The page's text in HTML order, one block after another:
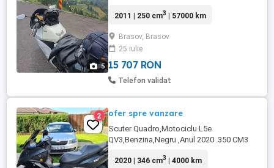
5
noi, chit de lant nou, toba originala, bine
57000km, în creștere. Mici defecte
estetice pe partea dreapta. O motocicleta
perfecta pentru persoanele ...
2011 | 250 cm3 | 57000 km
Brasov, Brasov
25 iulie
15 707 RON
Telefon validat
2 ofer spre vanzare
Scuter Quadro,Motociclu L5e
QV3,Benzina,Negru ,Anul 2020 .350 CM3
2020 | 346 cm3 | 4000 km